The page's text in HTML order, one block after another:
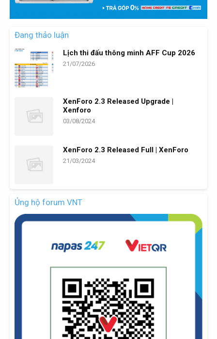
Đang thảo luận
Lịch thi đấu thông minh AFF Cup 2026
21/07/2026
XenForo 2.3 Released Upgrade |
Xenforo
03/08/2024
XenForo 2.3 Released Full | XenForo
21/03/2024
Ủng hộ forum VNT